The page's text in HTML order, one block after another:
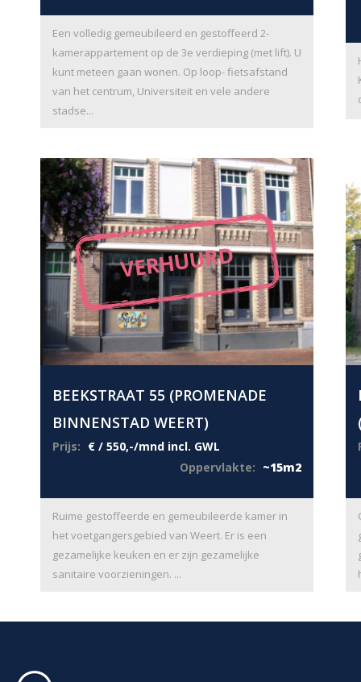
Een volledig gemeubileerd en gestoffeerd 2-
kamerappartement op de 3e verdieping (met lift). U
kunt meteen gaan wonen. Op loop- fietsafstand
van het centrum, Universiteit en vele andere
stadse...
VERHUURD
BEEKSTRAAT 55 (PROMENADE
BINNENSTAD WEERT)
Prijs: € / 550,-/mnd incl. GWL
Oppervlakte: ~15m2
Ruime gestoffeerde en gemeubileerde kamer in
het voetgangersgebied van Weert. Er is een
gezamelijke keuken en er zijn gezamelijke
sanitaire voorzieningen. ...